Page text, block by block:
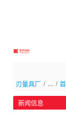
PMS项
刃量具厂 /
新闻信息